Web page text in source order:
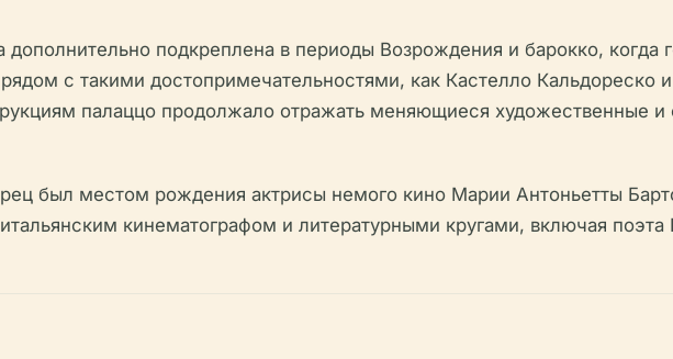
подкреплена в периоды Возрождения и барокко, когда
с такими достопримечательностями, как Кастелло Кальдореско
палаццо продолжало отражать меняющиеся художественные и
был местом рождения актрисы немого кино Марии Антоньетты
кинематографом и литературными кругами, включая